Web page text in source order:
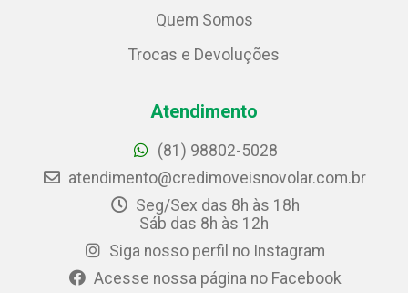
Quem Somos
Trocas e Devoluções
Atendimento
(81) 98802-5028
atendimento@credimoveisnovolar.com.br
Seg/Sex das 8h às 18h
Sáb das 8h às 12h
Siga nosso perfil no Instagram
Acesse nossa página no Facebook